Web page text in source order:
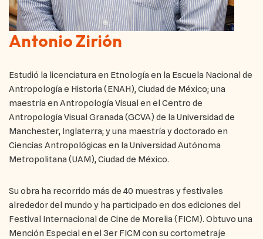
Antonio Zirión
Estudió la licenciatura en Etnología en la Escuela Nacional de
Antropología e Historia (ENAH), Ciudad de México; una
maestría en Antropología Visual en el Centro de
Antropología Visual Granada (GCVA) de la Universidad de
Manchester, Inglaterra; y una maestría y doctorado en
Ciencias Antropológicas en la Universidad Autónoma
Metropolitana (UAM), Ciudad de México.
Su obra ha recorrido más de 40 muestras y festivales
alrededor del mundo y ha participado en dos ediciones del
Festival Internacional de Cine de Morelia (FICM). Obtuvo una
Mención Especial en el 3er FICM con su cortometraje